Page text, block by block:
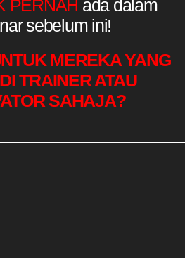
PERNAH ada dalam
sebelum ini!
MEREKA YANG
TRAINER ATAU
SAHAJA?